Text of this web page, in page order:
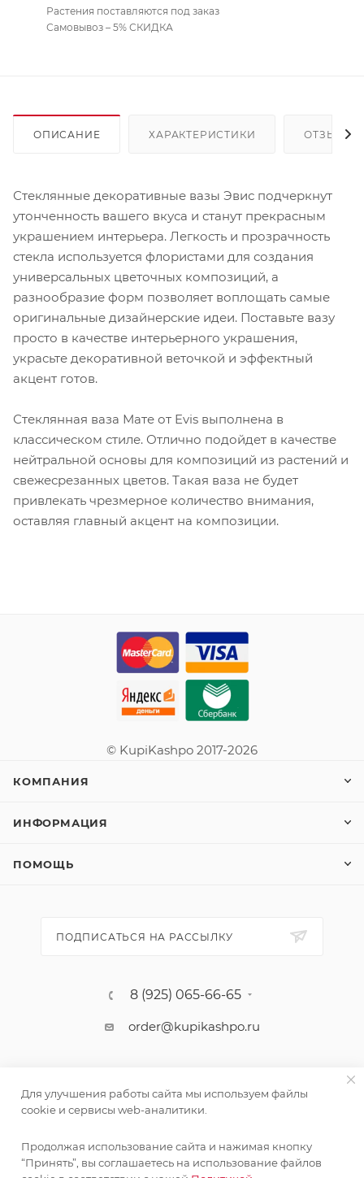
Растения поставляются под заказ
Самовывоз – 5% СКИДКА
ОПИСАНИЕ ХАРАКТЕРИСТИКИ ОТЗЫВЫ
Стеклянные декоративные вазы Эвис подчеркнут
утонченность вашего вкуса и станут прекрасным
украшением интерьера. Легкость и прозрачность
стекла используется флористами для создания
универсальных цветочных композиций, а
разнообразие форм позволяет воплощать самые
оригинальные дизайнерские идеи. Поставьте вазу
просто в качестве интерьерного украшения,
украсьте декоративной веточкой и эффектный
акцент готов.
Стеклянная ваза Мате от Evis выполнена в
классическом стиле. Отлично подойдет в качестве
нейтральной основы для композиций из растений и
свежесрезанных цветов. Такая ваза не будет
привлекать чрезмерное количество внимания,
оставляя главный акцент на композиции.
© KupiKashpo 2017-2026
КОМПАНИЯ
ИНФОРМАЦИЯ
ПОМОЩЬ
ПОДПИСАТЬСЯ НА РАССЫЛКУ
8 (925) 065-66-65
order@kupikashpo.ru
Для улучшения работы сайта мы используем файлы
cookie и сервисы web-аналитики.
Продолжая использование сайта и нажимая кнопку
“Принять”, вы соглашаетесь на использование файлов